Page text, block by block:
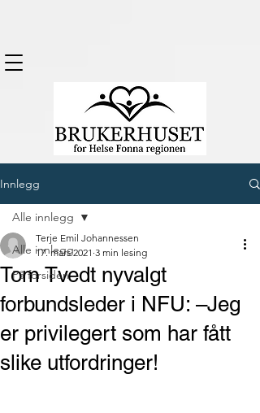
Innlegg
Alle innlegg
På forsiden
Alle innlegg
Tom Tvedt nyvalgt
forbundsleder i NFU: –Jeg
er privilegert som har fått
slike utfordringer!
Terje Emil Johannessen
17. mars 2021 3 min lesing